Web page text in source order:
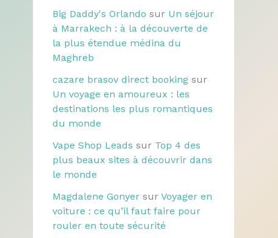
Big Daddy's Orlando sur Un séjour
à Marrakech : à la découverte de
la plus étendue médina du
Maghreb
cazare brasov direct booking sur
Un voyage en amoureux : les
destinations les plus romantiques
du monde
Vape Shop Leads sur Top 4 des
plus beaux sites à découvrir dans
le monde
Magdalene Gonyer sur Voyager en
voiture : ce qu’il faut faire pour
rouler en toute sécurité